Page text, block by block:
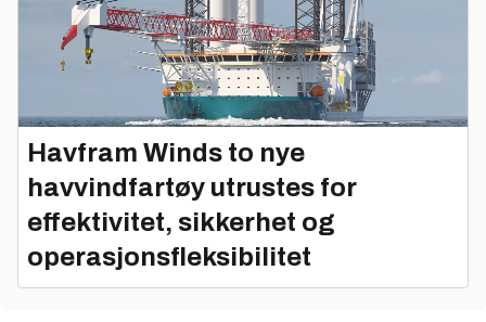
Havfram Winds to nye
havvindfartøy utrustes for
effektivitet, sikkerhet og
operasjonsfleksibilitet